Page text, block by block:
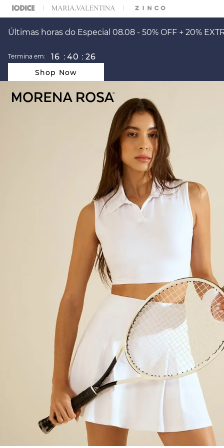
ESCOLHER SEU LOOK?FALE COM NOSSA PERSONAL SHOPPER.
Últimas horas do Especial 08.08 - 50% OFF + 20%
Termina em: 16 : 40 : 26
Shop Now